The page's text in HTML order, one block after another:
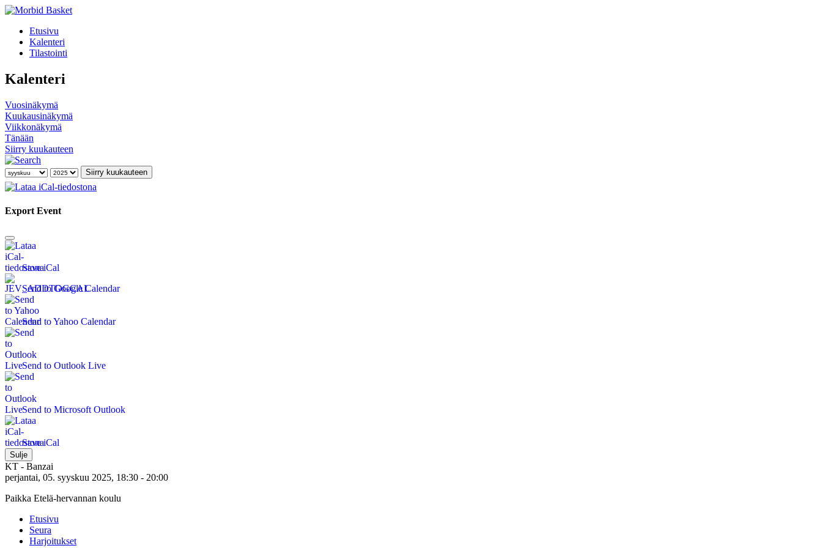
Etusivu
Kalenteri
Tilastointi
Kalenteri
Vuosinäkymä
Kuukausinäkymä
Viikkonäkymä
Tänään
Siirry kuukauteen
Siirry kuukauteen
Export Event
Save iCal
Send to Google Calendar
Send to Yahoo Calendar
Send to Outlook Live
Send to Microsoft Outlook
Save iCal
Sulje
KT - Banzai
perjantai, 05. syyskuu 2025, 18:30 - 20:00
Paikka Etelä-hervannan koulu
Etusivu
Seura
Harjoitukset